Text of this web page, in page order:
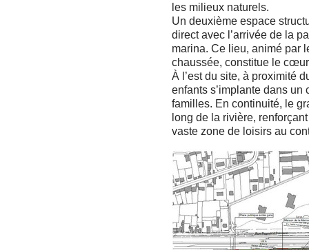
les milieux naturels.
Un deuxième espace
direct avec l’arrivée de la
marina. Ce lieu, animé par
chaussée, constitue le
À l’est du site, à proximité
enfants s’implante dans
familles. En continuité, le
long de la rivière,
vaste zone de loisirs au